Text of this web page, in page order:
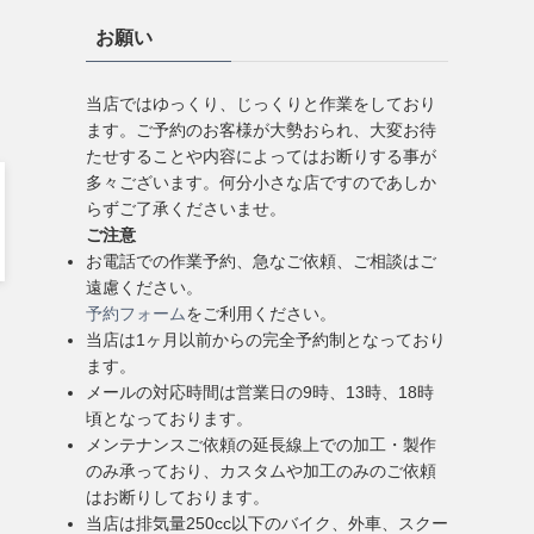
お願い
当店ではゆっくり、じっくりと作業をしており
ます。ご予約のお客様が大勢おられ、大変お待
たせすることや内容によってはお断りする事が
多々ございます。何分小さな店ですのであしか
らずご了承くださいませ。
ご注意
お電話での作業予約、急なご依頼、ご相談はご
遠慮ください。
予約フォームをご利用ください。
当店は1ヶ月以前からの完全予約制となっており
ます。
メールの対応時間は営業日の9時、13時、18時
頃となっております。
メンテナンスご依頼の延長線上での加工・製作
のみ承っており、カスタムや加工のみのご依頼
はお断りしております。
当店は排気量250cc以下のバイク、外車、スクー